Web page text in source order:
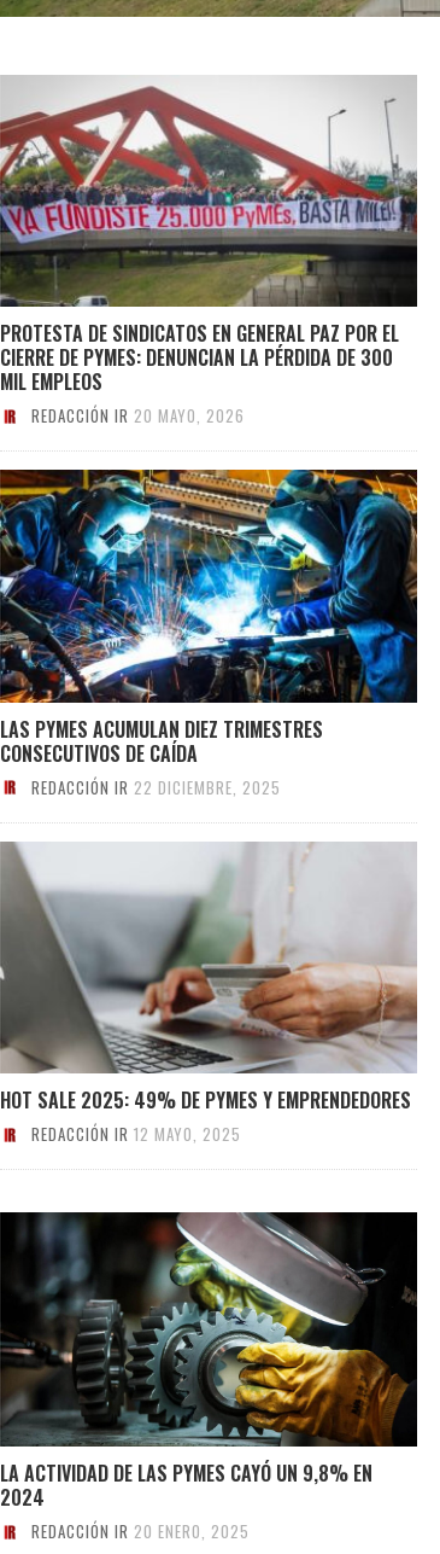
PROTESTA DE SINDICATOS EN GENERAL PAZ POR EL
CIERRE DE PYMES: DENUNCIAN LA PÉRDIDA DE 300
MIL EMPLEOS
REDACCIÓN IR 20 MAYO, 2026
LAS PYMES ACUMULAN DIEZ TRIMESTRES
CONSECUTIVOS DE CAÍDA
REDACCIÓN IR 22 DICIEMBRE, 2025
HOT SALE 2025: 49% DE PYMES Y EMPRENDEDORES
REDACCIÓN IR 12 MAYO, 2025
LA ACTIVIDAD DE LAS PYMES CAYÓ UN 9,8% EN
2024
REDACCIÓN IR 20 ENERO, 2025